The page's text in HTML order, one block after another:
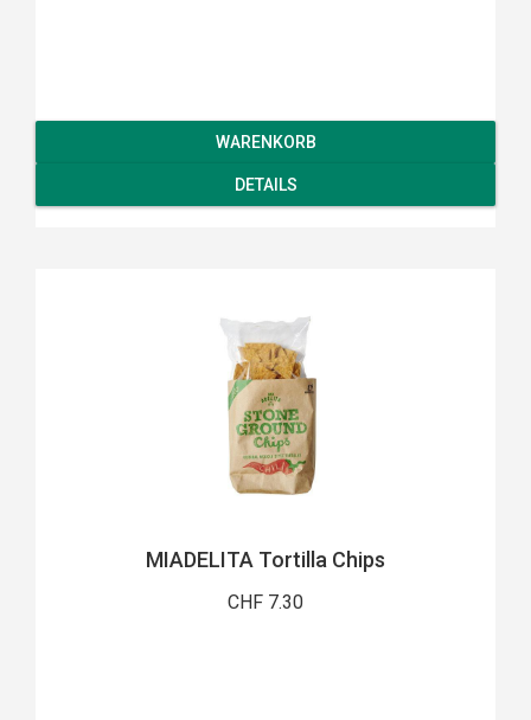
WARENKORB
DETAILS
MIADELITA Tortilla Chips
CHF 7.30